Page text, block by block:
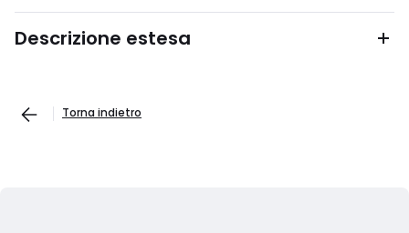
Descrizione estesa
Torna indietro